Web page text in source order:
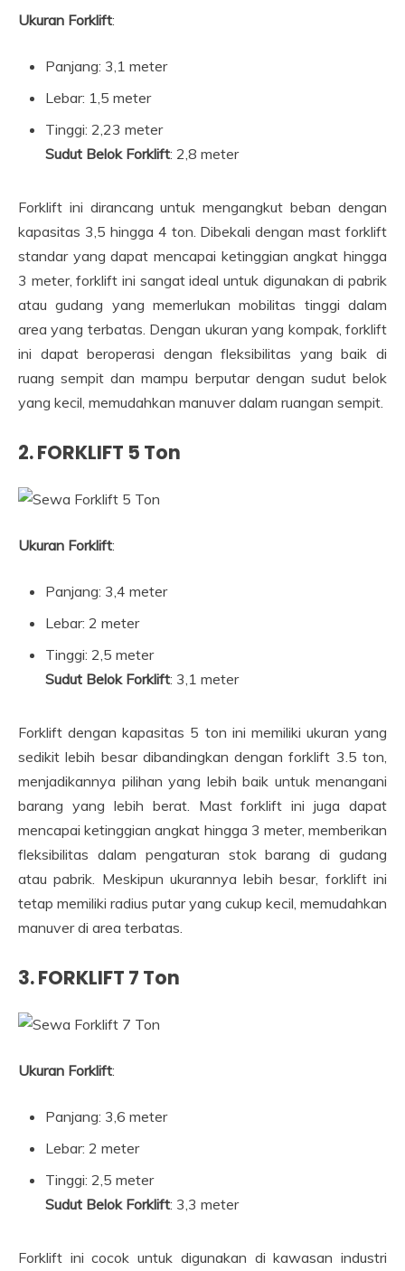
Ukuran Forklift:
Panjang: 3,1 meter
Lebar: 1,5 meter
Tinggi: 2,23 meter
Sudut Belok Forklift: 2,8 meter
Forklift ini dirancang untuk mengangkut beban dengan
kapasitas 3,5 hingga 4 ton. Dibekali dengan mast forklift
standar yang dapat mencapai ketinggian angkat hingga
3 meter, forklift ini sangat ideal untuk digunakan di pabrik
atau gudang yang memerlukan mobilitas tinggi dalam
area yang terbatas. Dengan ukuran yang kompak, forklift
ini dapat beroperasi dengan fleksibilitas yang baik di
ruang sempit dan mampu berputar dengan sudut belok
yang kecil, memudahkan manuver dalam ruangan sempit.
2.FORKLIFT 5 Ton
Ukuran Forklift:
Panjang: 3,4 meter
Lebar: 2 meter
Tinggi: 2,5 meter
Sudut Belok Forklift: 3,1 meter
Forklift dengan kapasitas 5 ton ini memiliki ukuran yang
sedikit lebih besar dibandingkan dengan forklift 3.5 ton,
menjadikannya pilihan yang lebih baik untuk menangani
barang yang lebih berat. Mast forklift ini juga dapat
mencapai ketinggian angkat hingga 3 meter, memberikan
fleksibilitas dalam pengaturan stok barang di gudang
atau pabrik. Meskipun ukurannya lebih besar, forklift ini
tetap memiliki radius putar yang cukup kecil, memudahkan
manuver di area terbatas.
3.FORKLIFT 7 Ton
Ukuran Forklift:
Panjang: 3,6 meter
Lebar: 2 meter
Tinggi: 2,5 meter
Sudut Belok Forklift: 3,3 meter
Forklift ini cocok untuk digunakan di kawasan industri